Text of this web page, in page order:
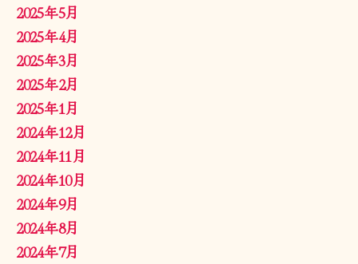
2025年5月
2025年4月
2025年3月
2025年2月
2025年1月
2024年12月
2024年11月
2024年10月
2024年9月
2024年8月
2024年7月